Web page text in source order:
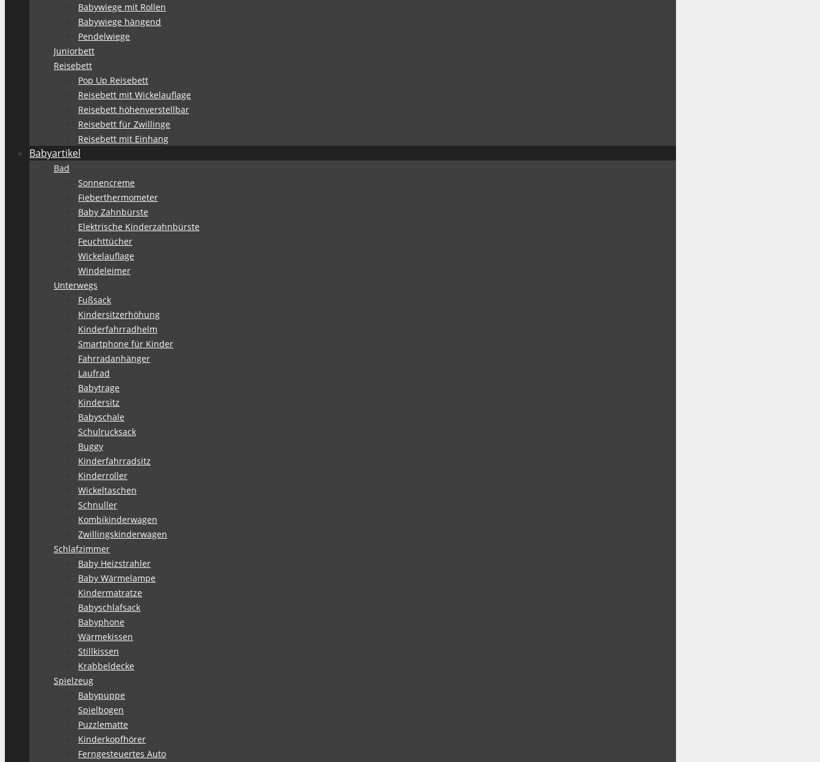
Babywiege mit Rollen
Babywiege hängend
Pendelwiege
Juniorbett
Reisebett
Pop Up Reisebett
Reisebett mit Wickelauflage
Reisebett höhenverstellbar
Reisebett für Zwillinge
Reisebett mit Einhang
Babyartikel
Bad
Sonnencreme
Fieberthermometer
Baby Zahnbürste
Elektrische Kinderzahnbürste
Feuchttücher
Wickelauflage
Windeleimer
Unterwegs
Fußsack
Kindersitzerhöhung
Kinderfahrradhelm
Smartphone für Kinder
Fahrradanhänger
Laufrad
Babytrage
Kindersitz
Babyschale
Schulrucksack
Buggy
Kinderfahrradsitz
Kinderroller
Wickeltaschen
Schnuller
Kombikinderwagen
Zwillingskinderwagen
Schlafzimmer
Baby Heizstrahler
Baby Wärmelampe
Kindermatratze
Babyschlafsack
Babyphone
Wärmekissen
Stillkissen
Krabbeldecke
Spielzeug
Babypuppe
Spielbogen
Puzzlematte
Kinderkopfhörer
Ferngesteuertes Auto